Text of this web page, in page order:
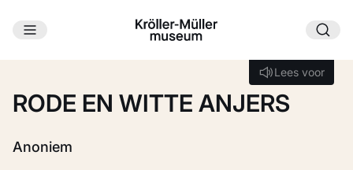
Ga naar hoofdinhoud
Lees voor
Lees voor
RODE EN WITTE ANJERS
Anoniem